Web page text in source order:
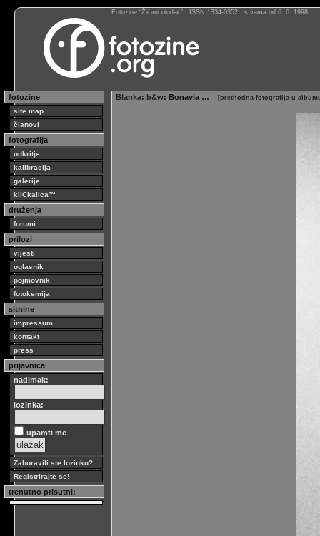
Fotozine “Žičani okidač” : ISSN 1334-0352 : s vama od 6. 6. 1998
fotozine
site map
članovi
fotografija
odkritje
kalibracija
galerije
kliCkalica™
druženja
forumi
prilozi
vijesti
oglasnik
pojmovnik
fotokemija
sitnine
impressum
kontakt
press
prijavnica
nadimak:
lozinka:
upamti me
Zaboravili ste lozinku?
Registrirajte se!
trenutno prisutni:
Blanka: b&w: Bonavia … [prethodna fotografija u